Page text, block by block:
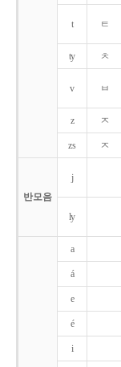
t ㅌ
ty ㅊ
v ㅂ
z ㅈ
zs ㅈ
반모음
j
ly
a
á
e
é
i